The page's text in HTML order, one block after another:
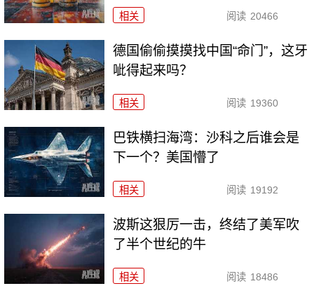
相关 阅读 20466
德国偷偷摸摸找中国“命门”，这牙
呲得起来吗？
相关 阅读 19360
巴铁横扫海湾：沙科之后谁会是
下一个？美国懵了
相关 阅读 19192
波斯这狠厉一击，终结了美军吹
了半个世纪的牛
相关 阅读 18486